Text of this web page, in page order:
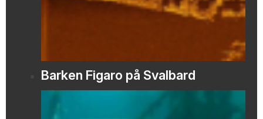
Barken Figaro på Svalbard